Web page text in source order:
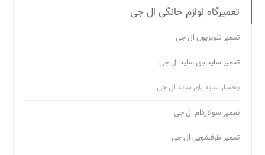
تعمیرگاه لوازم خانگی ال جی
تعمیر تلویزیون ال جی
تعمیر ساید بای ساید ال جی
یخساز ساید بای ساید ال جی
تعمیر سولاردام ال جی
تعمیر ظرفشویی ال جی